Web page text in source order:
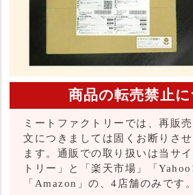
商品の転売禁止
ミートファクトリーでは、再販
文につきましては固くお断りさ
ます。通販での取り扱いは当サ
トリー」と「楽天市場」「
「Amazon」の、4店舗のみです。